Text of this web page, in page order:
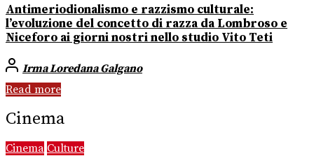
Antimeriodionalismo e razzismo culturale:
l’evoluzione del concetto di razza da Lombroso e
Niceforo ai giorni nostri nello studio Vito Teti
Irma Loredana Galgano
Read more
Cinema
Cinema Culture